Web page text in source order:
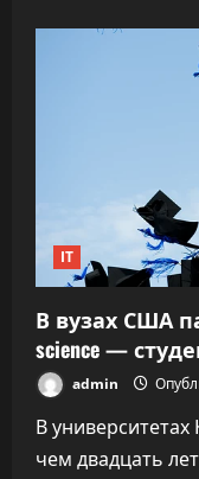
IT
В вузах США
science —
admin
В
чем двадцать